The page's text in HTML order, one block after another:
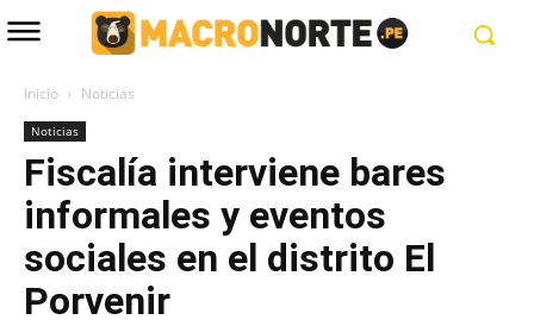
Inicio Noticias
Noticias
Fiscalía interviene bares
informales y eventos
sociales en el distrito El
Porvenir